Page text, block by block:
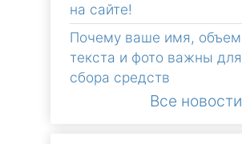
на сайте!
Почему ваше имя, объем
текста и фото важны для
сбора средств
Все новости